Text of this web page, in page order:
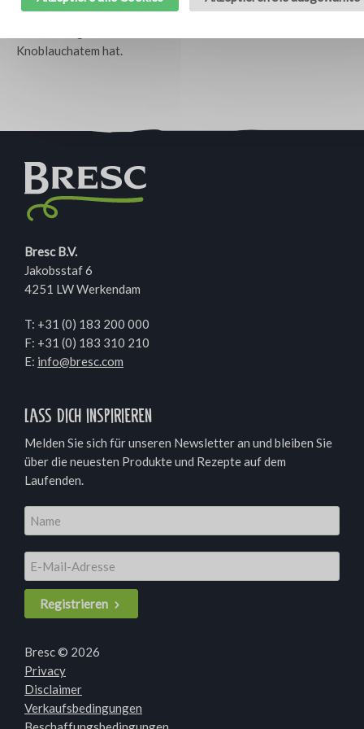
ist der Geschmack milde, nicht so scharf und frisch
Knoblauchatem hat.
Bresc B.V.
Jakobsstaf 6
4251 LW Werkendam
T: +31 (0) 183 200 000
F: +31 (0) 183 310 210
E: info@bresc.com
Lass dich inspirieren
Melden Sie sich für unseren Newsletter an und bleiben Sie
über die neuesten Produkte und Rezepte auf dem
Laufenden.
Registrieren
Bresc © 2026
Privacy
Disclaimer
Verkaufsbedingungen